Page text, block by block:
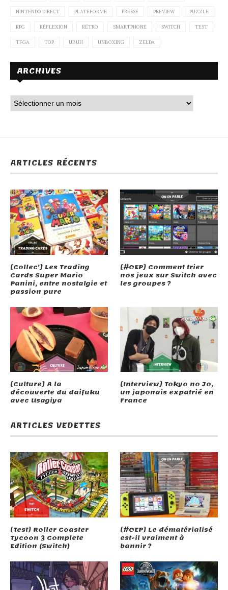
NINTENDO DIRECT PLATEFORME PRESSE PREVIEW PUZZLE
RPG RÉFLEXION RÉTRO SMARTPHONE SWITCH TEST
TFGA TOP UBUH UNBOXING ZELDA
ARCHIVES
ARTICLES RÉCENTS
[Collec’] Les Trading
Cards Super Mario
Panini, entre nostalgie et
passion pure
[#OEP] Comment trier
nos jeux sur Switch avec
les groupes ?
[Culture] A la
découverte du daifuku
avec Usagiya
[Interview] Tokyo no Jo,
un japonais expatrié en
France
ARTICLES VEDETTES
[Test] Roller Coaster
Tycoon 3 Complete
Edition (Switch)
[#OEP] Le dématérialisé
est-il vraiment à
bannir ?